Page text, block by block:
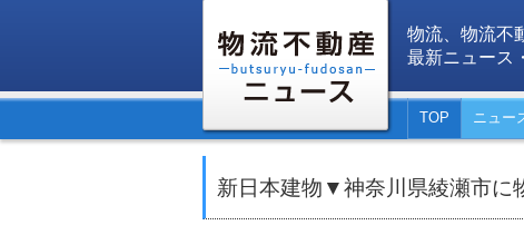
物流、物流不
最新ニュース
TOP ニュー
新日本建物▼神奈川県綾瀬市に